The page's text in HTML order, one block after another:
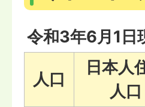
令和3年6月1日
人口
日本人
人口